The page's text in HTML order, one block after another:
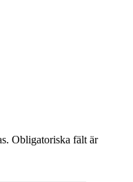
Obligatoriska fält är